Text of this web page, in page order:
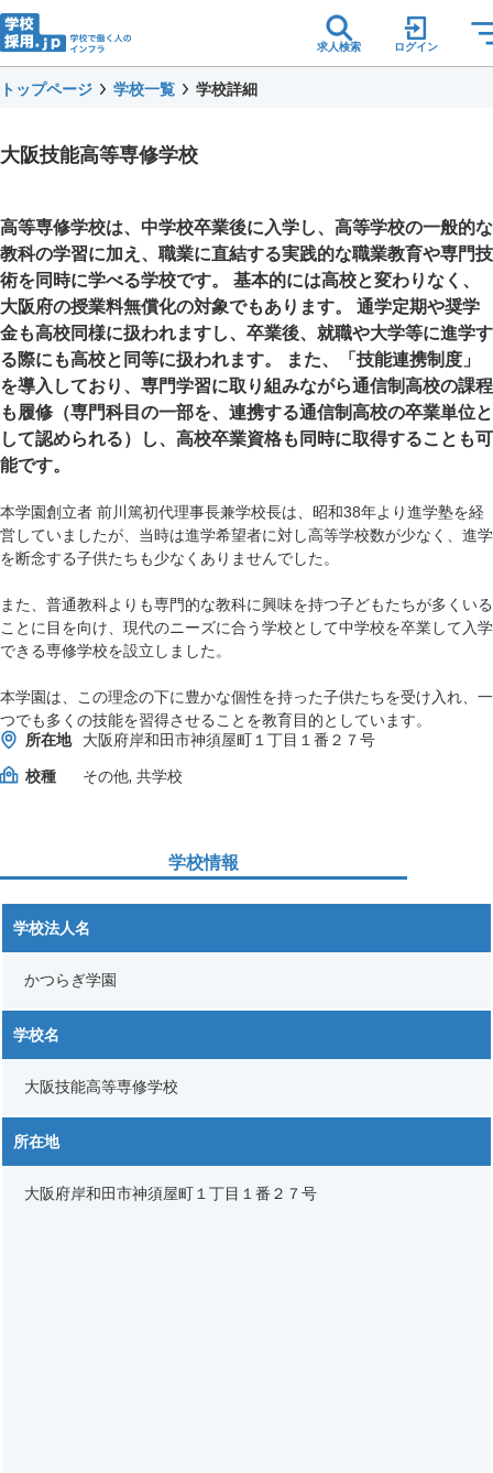
求人検索 ログイン
トップページ 学校一覧 学校詳細
大阪技能高等専修学校
高等専修学校は、中学校卒業後に入学し、高等学校の一般的な
教科の学習に加え、職業に直結する実践的な職業教育や専門技
術を同時に学べる学校です。 基本的には高校と変わりなく、
大阪府の授業料無償化の対象でもあります。 通学定期や奨学
金も高校同様に扱われますし、卒業後、就職や大学等に進学す
る際にも高校と同等に扱われます。 また、「技能連携制度」
を導入しており、専門学習に取り組みながら通信制高校の課程
も履修（専門科目の一部を、連携する通信制高校の卒業単位と
して認められる）し、高校卒業資格も同時に取得することも可
能です。
本学園創立者 前川篤初代理事長兼学校長は、昭和38年より進学塾を経
営していましたが、当時は進学希望者に対し高等学校数が少なく、進学
を断念する子供たちも少なくありませんでした。
また、普通教科よりも専門的な教科に興味を持つ子どもたちが多くいる
ことに目を向け、現代のニーズに合う学校として中学校を卒業して入学
できる専修学校を設立しました。
本学園は、この理念の下に豊かな個性を持った子供たちを受け入れ、一
つでも多くの技能を習得させることを教育目的としています。
所在地
大阪府岸和田市神須屋町１丁目１番２７号
校種
その他, 共学校
学校情報
学校法人名
かつらぎ学園
学校名
大阪技能高等専修学校
所在地
大阪府岸和田市神須屋町１丁目１番２７号